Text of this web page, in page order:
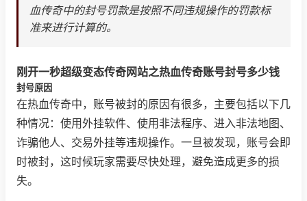
血传奇中的封号罚款是按照不同违规操作的罚款标
准来进行计算的。
刚开一秒超级变态传奇网站之热血传奇账号封号多少钱
封号原因
在热血传奇中，账号被封的原因有很多，主要包括以下几
种情况：使用外挂软件、使用非法程序、进入非法地图、
诈骗他人、交易外挂等违规操作。一旦被发现，账号会即
时被封，这时候玩家需要尽快处理，避免造成更多的损
失。